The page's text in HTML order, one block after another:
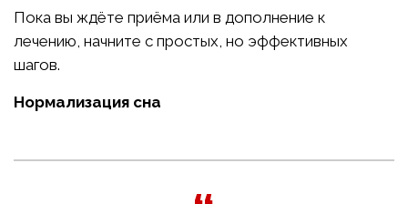
Пока вы ждёте приёма или в дополнение к
лечению, начните с простых, но эффективных
шагов.
Нормализация сна